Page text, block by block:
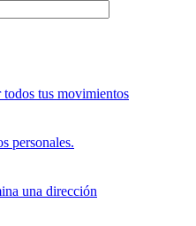
tus movimientos
personales.
una dirección